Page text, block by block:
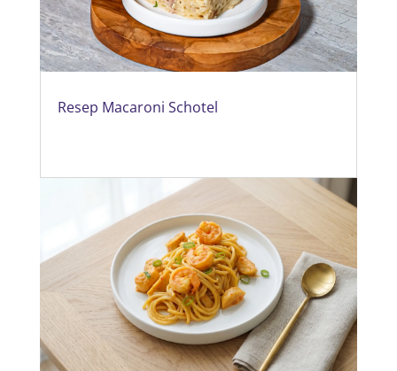
Resep Macaroni Schotel